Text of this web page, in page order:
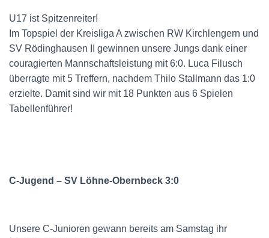
U17 ist Spitzenreiter!
Im Topspiel der Kreisliga A zwischen RW Kirchlengern und
SV Rödinghausen II gewinnen unsere Jungs dank einer
couragierten Mannschaftsleistung mit 6:0. Luca Filusch
überragte mit 5 Treffern, nachdem Thilo Stallmann das 1:0
erzielte. Damit sind wir mit 18 Punkten aus 6 Spielen
Tabellenführer!
C-Jugend – SV Löhne-Obernbeck 3:0
Unsere C-Junioren gewann bereits am Samstag ihr